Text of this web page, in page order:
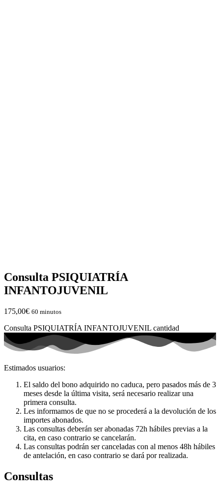
Consulta PSIQUIATRÍA
INFANTOJUVENIL
175,00€ 60 minutos
Consulta PSIQUIATRÍA INFANTOJUVENIL cantidad
Estimados usuarios:
El saldo del bono adquirido no caduca, pero pasados más de 3
meses desde la última visita, será necesario realizar una
primera consulta.
Les informamos de que no se procederá a la devolución de los
importes abonados.
Las consultas deberán ser abonadas 72h hábiles previas a la
cita, en caso contrario se cancelarán.
Las consultas podrán ser canceladas con al menos 48h hábiles
de antelación, en caso contrario se dará por realizada.
Consultas